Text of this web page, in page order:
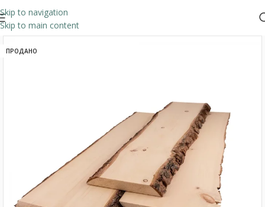
Skip to navigation
Skip to main content
ПРОДАНО